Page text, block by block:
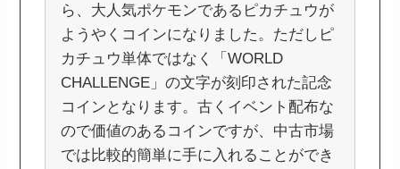
ら、大人気ポケモンであるピカチュウが
ようやくコインになりました。ただしピ
カチュウ単体ではなく「WORLD
CHALLENGE」の文字が刻印された記念
コインとなります。古くイベント配布な
ので価値のあるコインですが、中古市場
では比較的簡単に手に入れることができ